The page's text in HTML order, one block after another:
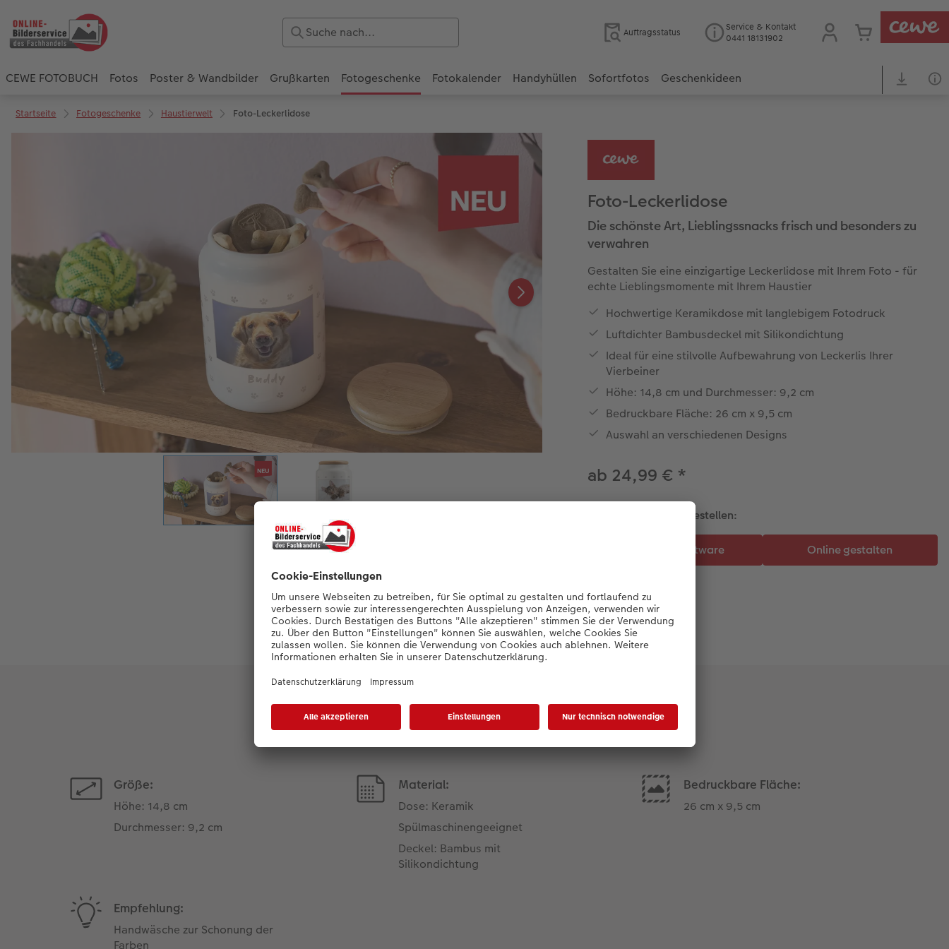
Auftragsstatus
Service & Kontakt
0441 18131902
CEWE FOTOBUCH Fotos Poster & Wandbilder Grußkarten Fotogeschenke Fotokalender Handyhüllen Sofortfotos Geschenkideen
Startseite Fotogeschenke Haustierwelt Foto-Leckerlidose
Foto-Leckerlidose
Die schönste Art, Lieblingssnacks frisch und besonders zu
verwahren
Gestalten Sie eine einzigartige Leckerlidose mit Ihrem Foto - für
echte Lieblingsmomente mit Ihrem Haustier
Hochwertige Keramikdose mit langlebigem Fotodruck
Luftdichter Bambusdeckel mit Silikondichtung
Ideal für eine stilvolle Aufbewahrung von Leckerlis Ihrer
Vierbeiner
Höhe: 14,8 cm und Durchmesser: 9,2 cm
Bedruckbare Fläche: 26 cm x 9,5 cm
Auswahl an verschiedenen Designs
ab 24,99 € *
Jetzt gestalten und bestellen:
Produktdetails
Größe:
Höhe: 14,8 cm
Durchmesser: 9,2 cm
Material:
Dose: Keramik
Spülmaschinengeeignet
Deckel: Bambus mit
Silikondichtung
Bedruckbare Fläche:
26 cm x 9,5 cm
Empfehlung:
Handwäsche zur Schonung der
Farben